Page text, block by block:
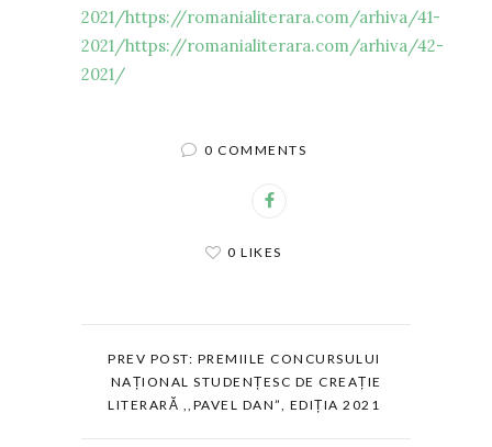
2021/https://romanialiterara.com/arhiva/41-
2021/https://romanialiterara.com/arhiva/42-
2021/
0 COMMENTS
0 LIKES
PREV POST: PREMIILE CONCURSULUI
NAȚIONAL STUDENȚESC DE CREAȚIE
LITERARĂ ,,PAVEL DAN”, EDIȚIA 2021